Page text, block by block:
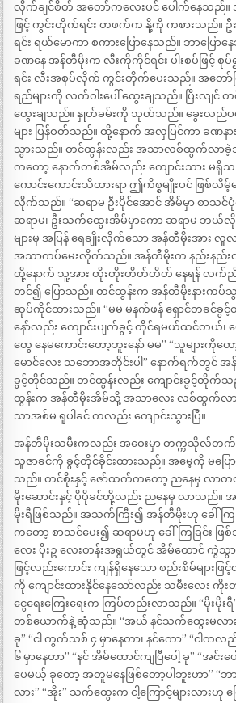
လိုက်ချင်စိတ် အတော်ကလေးပင် ပေါက်နေသည်
ဖြင့် ကွင်းတိုက်ရင်း တဖက်က နို့ကို ကစားသည်။ ဦ
ရင်း ရယ်မောကာ စကားပြောနေသည်။ ဘာပြော
ခဏနေ အန်တီမိုးက လီးကိုကိုင်ရင်း ပါးစပ်ဖြင့် စုပ်
ရင်း လီးအစုပ်လိုက် ကွင်းတိုက်ပေးသည်။ အတော်
ရည်များကို လက်ဝါးပေါ် ထွေးချသည်။ ပြီးလျင်
ထွေးချသည်။ နှုတ်ခမ်းကို သုတ်သည်။ ခွေးလည်
များ ပြန်ဝတ်သည်။ ထို့နောက် အလှပြင်ကာ ခဏန
သွားသည်။ တင်ထွန်းလည်း အသာလစ်ထွက်လာခဲ့
ကတော့ နောက်တစ်အိမ်လည်း ကျောင်းသား မ
ကောင်းကောင်းသိထားရာ ဤကိစ္စမျိုးပင် ဖြ
လိုက်သည်။ “ဆရာမ ဦးပိုင်အောင် အိမ်မှာ စာသ
ဆရာမ၊ ဦးသက်ထွေးအိမ်မှာကော ဆရာမ ဘယ်
များမှ အပြန် ရေချိုးလိုက်သော အန်တီမိုးအား လူ
အသာကပ်မေးလိုက်သည်။ အန်တီမိုးက နည်းနည်း
ထို့နောက် သူ့အား တိုးတိုးတိတ်တိတ် နေရန် လက်ညိုး
တင်၍ ပြောသည်။ တင်ထွန်းက အန်တီမိုးနားကပ်
ဆုပ်ကိုင်ထားသည်။ “မမ မနက်ဖန် ရှောင်တခင်ခွ
နော်လည်း ကျောင်းပျက်ခွင့် တိုင်ရမယ်ထင်တယ်၊ ပ
တွေ နေမကောင်းတော့ဘူးနော် မမ” “သူများကိုတေ
မောင်လေး သဘောအတိုင်းပါ” နောက်ရက်တွင် အ
ခွင့်တိုင်သည်။ တင်ထွန်းလည်း ကျောင်းခွင့်တိုက်သ
ထွန်းက အန်တီမိုးအိမ်သို့ အသာလေး လစ်ထွက်လ
သာအစ်မ ရူပါခင် ကလည်း ကျောင်းသွားပြီ။
အန်တီမိုးသမီးကလည်း အဝေးမှာ တက္ကသိုလ်တ
သူဇာခင်ကို ခွင့်တိုင်ခိုင်းထားသည်။ အမေ့ကို မပြော
သည်။ တင်စိုးနှင့် ဇော်ထက်ကတော့ ညနေမှ လာတ
မိုးဆောင်းနှင့် ပိုပိုခင်တို့လည်း ညနေမှ လာသည်။ အ
မိုးရီဖြစ်သည်။ အသက်ကြီး၍ အန်တီမိုးဟု ခေါ်က
ကတော့ စာသင်ပေး၍ ဆရာမဟု ခေါ်ကြခြင်း ဖ
လေး ပိုးဥ လေးတန်းအရွယ်တွင် အိမ်ထောင် ကွဲသွာ
ဖြင့်လည်းကောင်း ကျန်ရှိနေသော စည်းစိမ်များဖ
ကို ကျောင်းထားနိုင်နေသော်လည်း သမီးလေး ကို
ငွေရေးကြေးရေးက ကြပ်တည်းလာသည်။ “မိုးမိုး
တစ်ယောက်နဲ့ ဆုံသည်။ “အယ် နင်သက်ထွေးမလား
ခု” “ငါ ကွက်သစ် ၄ မှာနေတာ၊ နင်ကော” “ငါ
၆ မှာနေတာ” “နင် အိမ်ထောင်ကျပြီပေါ့ ခု” “အင်းပ
ပေမယ့် ခုတော့ အတူမနေဖြစ်တော့ပါဘူးဟာ” “ဘာ
လား” “အိုး” သက်ထွေးက ငါ့ကြောင့်များလားဟု